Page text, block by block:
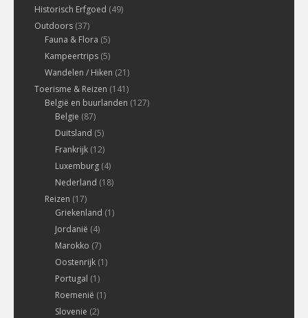
Historisch Erfgoed (49)
Outdoors (37)
Fauna & Flora (5)
Kampeertrips (5)
Wandelen / Hiken (21)
Toerisme & Reizen (141)
België en buurlanden (127)
Belgie (87)
Duitsland (5)
Frankrijk (12)
Luxemburg (4)
Nederland (18)
Reizen (17)
Griekenland (1)
Jordanië (4)
Marokko (7)
Oostenrijk (1)
Portugal (1)
Roemenië (1)
Slovenie (2)